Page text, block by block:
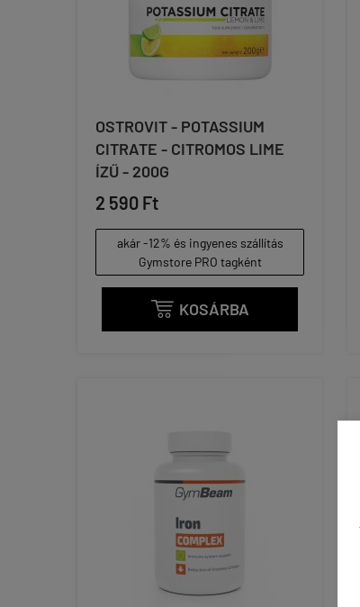
OSTROVIT - POTASSIUM
CITRATE - CITROMOS LIME
ÍZŰ - 200G
2 590 Ft
akár -12% és ingyenes szállítás
Gymstore PRO tagként
 KOSÁRBA